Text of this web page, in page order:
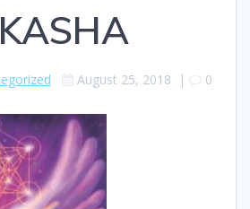
August 25, 2018 | 0